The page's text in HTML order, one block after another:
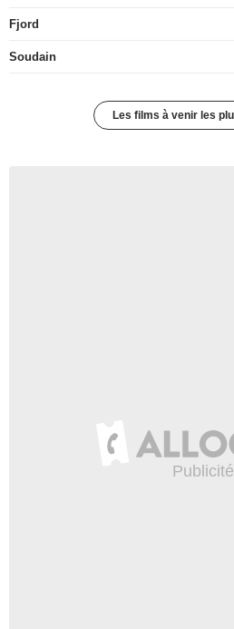
Fjord
Soudain
Les films à venir les